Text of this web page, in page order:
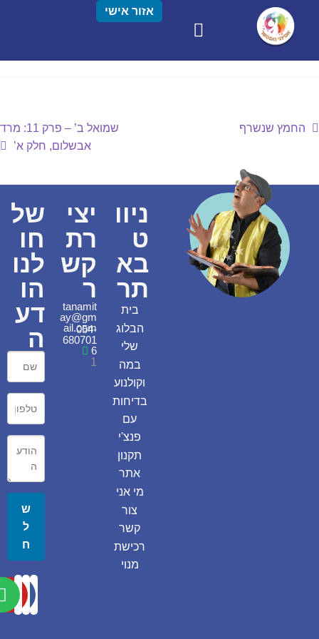
אזור אישי
החמץ שנשרף
שמואל ב’ – פרק 11: מרד
אבשלום, חלק א’
ניוו
ט
בא
תר
בית
הבלוג
שלי
במה
וקולנוע
בדיחות
עם
פנצ'י
תקנון
אתר
מי אני
צור
קשר
רכישת
מנוי
יצי
רת
קש
ר
tanamit
ay@gm
ail.com
054-
680701
6
1
של
חו
לנו
הו
דע
ה
ש
ל
ח